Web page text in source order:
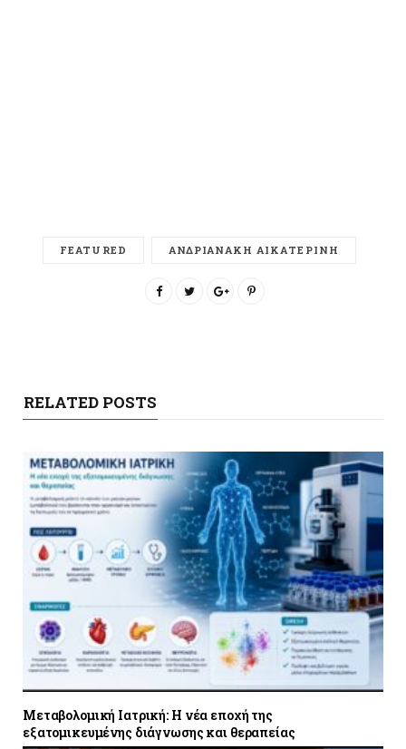
FEATURED ΑΝΔΡΙΑΝΑΚΗ ΑΙΚΑΤΕΡΙΝΗ
RELATED POSTS
Μεταβολομική Ιατρική: Η νέα εποχή της
εξατομικευμένης διάγνωσης και θεραπείας